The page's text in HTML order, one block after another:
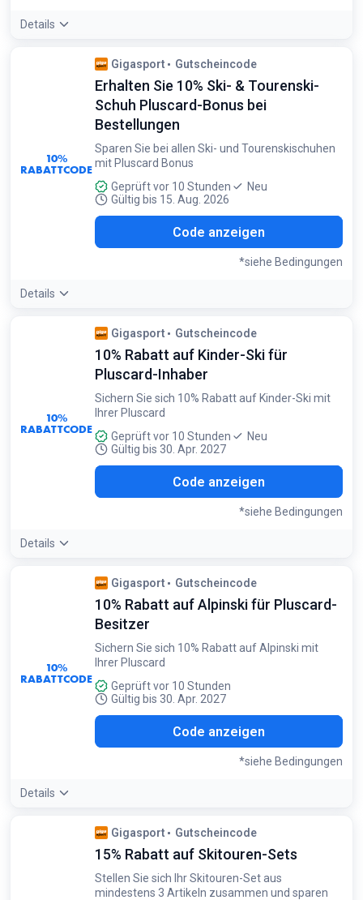
Details
Nur gültig für Pluscard-Inhaber und auf Sportuhren
10%
RABATTCODE
Gigasport Gutscheincode
Erhalten Sie 10% Ski- & Tourenski-
Schuh Pluscard-Bonus bei
Bestellungen
Sparen Sie bei allen Ski- und Tourenskischuhen
mit Pluscard Bonus
Geprüft vor 10 Stunden
Neu
Gültig bis 15. Aug. 2026
Code anzeigen
*siehe Bedingungen
Details
Gilt nur für Ski- und Tourenskischuhe. Pluscard erforderlich
10%
RABATTCODE
Gigasport Gutscheincode
10% Rabatt auf Kinder-Ski für
Pluscard-Inhaber
Sichern Sie sich 10% Rabatt auf Kinder-Ski mit
Ihrer Pluscard
Geprüft vor 10 Stunden
Neu
Gültig bis 30. Apr. 2027
Code anzeigen
*siehe Bedingungen
Details
Gilt nur für Kinder-Ski und Pluscard-Inhaber
10%
RABATTCODE
Gigasport Gutscheincode
10% Rabatt auf Alpinski für Pluscard-
Besitzer
Sichern Sie sich 10% Rabatt auf Alpinski mit
Ihrer Pluscard
Geprüft vor 10 Stunden
Gültig bis 30. Apr. 2027
Code anzeigen
*siehe Bedingungen
Details
Nur gültig für Pluscard-Inhaber auf Alpinski
Gigasport Gutscheincode
15% Rabatt auf Skitouren-Sets
Stellen Sie sich Ihr Skitouren-Set aus
mindestens 3 Artikeln zusammen und sparen